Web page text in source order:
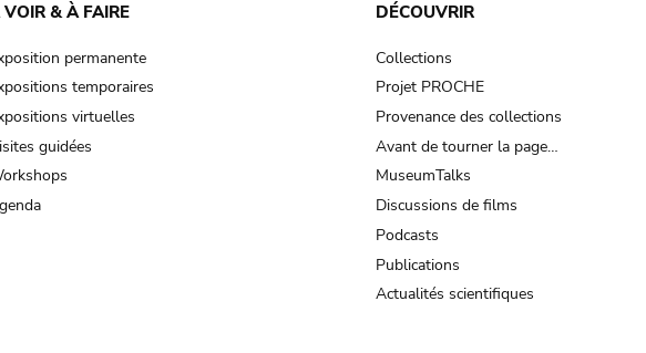
& À FAIRE
permanente
temporaires
virtuelles
guidées
DÉCOUVRIR
Collections
Projet PROCHE
Provenance des collections
Avant de tourner la page…
MuseumTalks
Discussions de films
Podcasts
Publications
Actualités scientifiques